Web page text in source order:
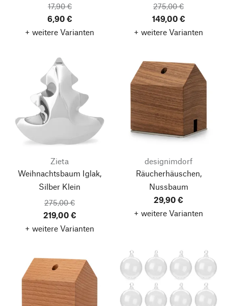
17,90 €
6,90 €
+ weitere Varianten
275,00 €
149,00 €
+ weitere Varianten
Zieta
Weihnachtsbaum Iglak,
Silber Klein
275,00 €
219,00 €
+ weitere Varianten
designimdorf
Räucherhäuschen,
Nussbaum
29,90 €
+ weitere Varianten